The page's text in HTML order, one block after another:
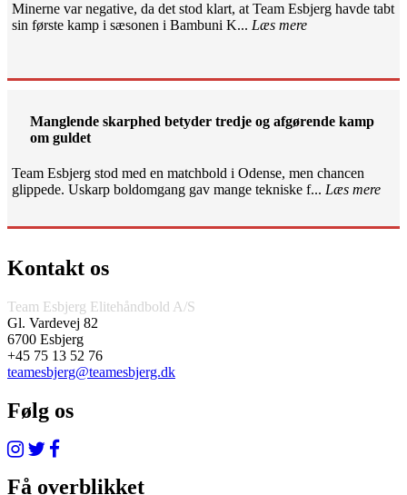
Minerne var negative, da det stod klart, at Team Esbjerg havde tabt
sin første kamp i sæsonen i Bambuni K... Læs mere
Manglende skarphed betyder tredje og afgørende kamp
om guldet
Team Esbjerg stod med en matchbold i Odense, men chancen
glippede. Uskarp boldomgang gav mange tekniske f... Læs mere
Kontakt os
Team Esbjerg Elitehåndbold A/S
Gl. Vardevej 82
6700 Esbjerg
+45 75 13 52 76
teamesbjerg@teamesbjerg.dk
Følg os
Få overblikket